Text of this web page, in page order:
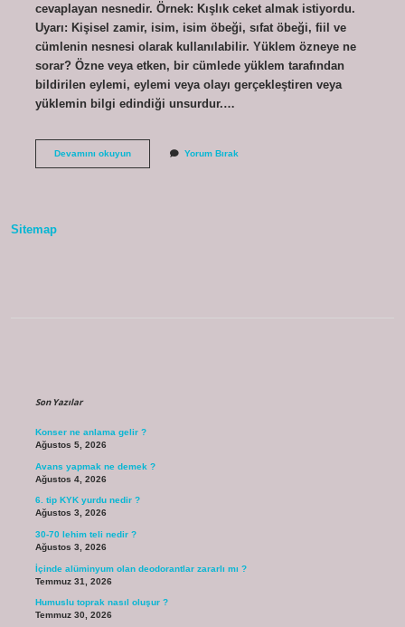
cevaplayan nesnedir. Örnek: Kışlık ceket almak istiyordu.
Uyarı: Kişisel zamir, isim, isim öbeği, sıfat öbeği, fiil ve
cümlenin nesnesi olarak kullanılabilir. Yüklem özneye ne
sorar? Özne veya etken, bir cümlede yüklem tarafından
bildirilen eylemi, eylemi veya olayı gerçekleştiren veya
yüklemin bilgi edindiği unsurdur.…
Devamını okuyunYüklem
Yorum Bırak
Sitemap
Son Yazılar
Konser ne anlama gelir ?
Ağustos 5, 2026
Avans yapmak ne demek ?
Ağustos 4, 2026
6. tip KYK yurdu nedir ?
Ağustos 3, 2026
30-70 lehim teli nedir ?
Ağustos 3, 2026
İçinde alüminyum olan deodorantlar zararlı mı ?
Temmuz 31, 2026
Humuslu toprak nasıl oluşur ?
Temmuz 30, 2026